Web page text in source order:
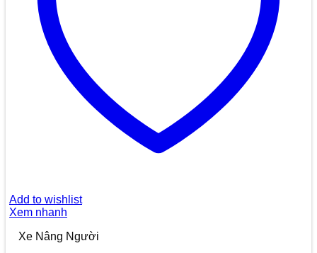
Add to wishlist
Xem nhanh
Xe Nâng Người